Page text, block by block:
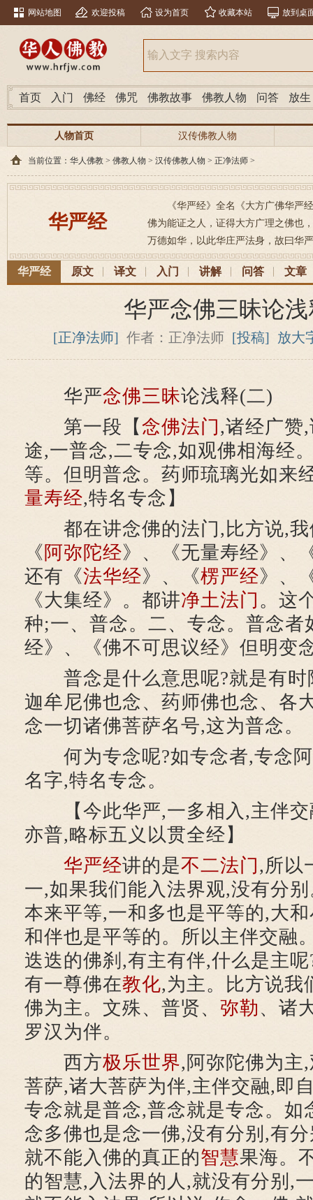
网站地图 欢迎投稿 设为首页 收藏本站 放到桌
首页 入门 佛经 佛咒 佛教故事 佛教人物 问答 放生
人物首页 汉传佛教人物
当前位置： 华人佛教 > 佛教人物 > 汉传佛教人物 > 正净法师 >
华严经
《华严经》全名《大方广佛华严
佛为能证之人，证得大方广理之佛也
万德如华，以此华庄严法身，故曰华
华严经 原文 译文 入门 讲解 问答 文章
华严念佛三昧论
[正净法师] 作者：正净法师 [投稿] 放大
华严念佛三昧论浅释(二)
第一段【 念佛法门,诸经广赞
途,一普念,二专念,如观佛相海经
等。但明普念。药师琉璃光如来
量寿经,特名专念】
都在讲念佛的法门,比方说,我
《 阿弥陀经》、《无量寿经》、
还有《法华经》、《楞严经》、
《大集经》。都讲净土法门 。这
种;一、普念。二、专念。普念者
经》、《佛不可思议经》但明变
普念是什么意思呢?就是有时
迦牟尼佛也念、药师佛也念、各
念一切诸佛菩萨名号,这为普念。
何为专念呢?如专念者,专念阿
名字,特名专念。
【今此华严,一多相入,主伴交
亦普,略标五义以贯全经】
华严经讲的是不二法门,所以
一,如果我们能入法界观,没有分
本来平等,一和多也是平等的,大
和伴也是平等的。所以主伴交融
迭迭的佛刹,有主有伴,什么是主
有一尊佛在教化,为主。比方说我
佛为主。文殊、普贤、 弥勒 、诸
罗汉为伴。
西方极乐世界,阿弥陀佛为主
菩萨,诸大菩萨为伴,主伴交融,即
专念就是普念,普念就是专念。如
念多佛也是念一佛,没有分别,有
就不能入佛的真正的智慧果海。
的智慧,入法界的人,就没有分别,